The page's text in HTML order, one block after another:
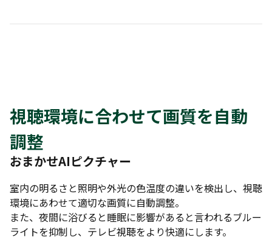
視聴環境に合わせて画質を自動
調整
おまかせAIピクチャー
室内の明るさと照明や外光の色温度の違いを検出し、視聴
環境にあわせて適切な画質に自動調整。
また、夜間に浴びると睡眠に影響があると言われるブルー
ライトを抑制し、テレビ視聴をより快適にします。